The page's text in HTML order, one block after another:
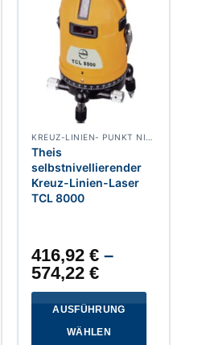
Produktseite
gewählt
werden
Theis
selbstnivellierender
Kreuz-Linien-Laser
TCL 8000
416,92€ –
574,22€
AUSFÜHRUNG
WÄHLEN